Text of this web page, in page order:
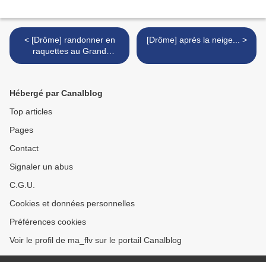
< [Drôme] randonner en
raquettes au Grand
Echaillon
[Drôme] après la neige... >
Hébergé par Canalblog
Top articles
Pages
Contact
Signaler un abus
C.G.U.
Cookies et données personnelles
Préférences cookies
Voir le profil de ma_flv sur le portail Canalblog